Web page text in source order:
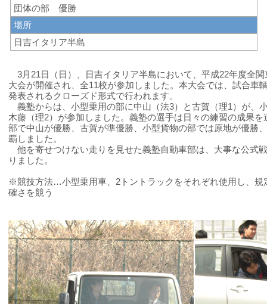
団体の部 優勝
場所
日吉イタリア半島
3月21日（日）、日吉イタリア半島において、平成22年度全
大会が開催され、全11校が参加しました。本大会では、試合車
発表されるクローズド形式で行われます。
義塾からは、小型乗用の部に中山（法3）と古賀（理1）が、
木藤（理2）が参加しました。義塾の選手は日々の練習の成果
部で中山が優勝、古賀が準優勝、小型貨物の部では原地が優勝
覇しました。
他を寄せつけない走りを見せた義塾自動車部は、大事な公式
りました。
※競技方法…小型乗用車、2トントラックをそれぞれ使用し、規
確さを競う